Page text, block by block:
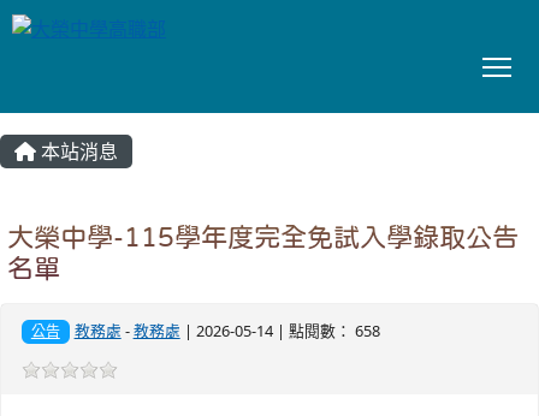
本站消息
大榮中學-115學年度完全免試入學錄取公告
名單
公告 教務處 -教務處 | 2026-05-14 | 點閱數： 658